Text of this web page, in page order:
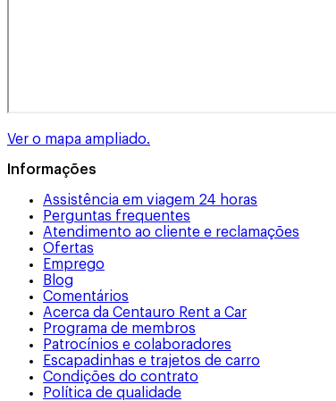
Ver o mapa ampliado.
Informações
Assistência em viagem 24 horas
Perguntas frequentes
Atendimento ao cliente e reclamações
Ofertas
Emprego
Blog
Comentários
Acerca da Centauro Rent a Car
Programa de membros
Patrocínios e colaboradores
Escapadinhas e trajetos de carro
Condições do contrato
Política de qualidade